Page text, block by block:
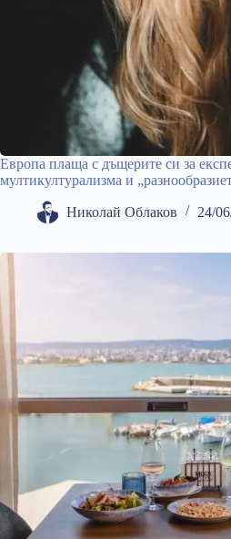
Европа плаща с дъщерите си за
мултикултурализма и
Николай Облаков 24/